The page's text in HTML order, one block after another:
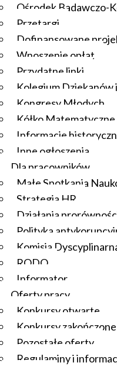
Ośrodek Badawczo-
Przetargi
Dofinansowane
Wnoszenie opłat
Przydatne linki
Kolegium
Kongresy Młodych
Kółko Matematyczne
Informacje
Inne ogłoszenia
Dla pracowników
Małe Spotkania
Strategia HR
Działania
Polityka
Komisja
RODO
Informator
Oferty pracy
Konkursy otwarte
Konkursy zakończone
Pozostałe oferty
Regulaminy i